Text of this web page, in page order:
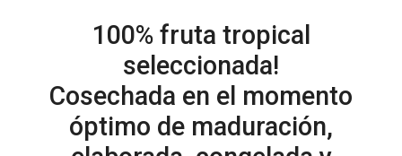
100% fruta tropical
seleccionada!
Cosechada en el momento
óptimo de maduración,